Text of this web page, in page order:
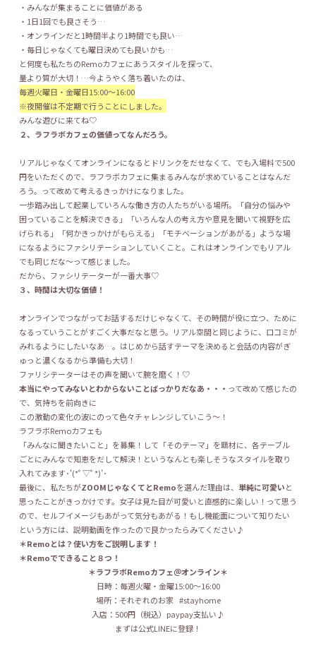
・みんなが集まることに価値がある
・1日1回でも良さそう…
・オンラインだと1時間半より1時間でも良い…
・毎日じゃなくても曜日決めても良いかも…
と何度も私たちのRemoカフェにあうスタイルを探って、
量より質が大切！…今ようやく落ち着いたのは、
毎週火曜日・金曜日15:00〜16:00
※夜開催は不定期で行うことにしました。
みんな遊びに来てね♡
２、ラフラボカフェの価値ってなんだろう。
リアルじゃなくてオンラインになるとドリンクをだせなくて、でも入場料で500
円をいただくので、ラフラボカフェに集まるみんなが求めていることはなんだ
ろう。って改めて考えるきっかけになりました。
一歩踏み出して起業していろんな働き方の人たちがいる場所。「自分の悩みや
困っていることを解決できる」「いろんな人の考え方や意見を聞いて視野を広
げられる」「何かきっかけがもらえる」「モチベーションがあがる」ような場
になるようにファシリテーションしていくこと。これはオンラインでもリアル
でも同じだな〜って感じました。
だから、ファシリテーターが一番大事♡
３、時間は大切な価値！
オンラインでつながってお話するだけじゃなくて、その時間が役に立つ、ために
なるっていうことがすごく大事だなと思う。リアル空間と同じように、口コミが
みれるようにしたいなあ…。はじめから話すテーマを決めると会話の内容がぎ
ゅっと濃くなるから準備も大切！
ファリシテーターはその声を聞いて腕を磨く！♡
本当にやってみないとわからないことばっかりだなあ・・・ って改めて感じたの
で、気持ちを前向きに
この激動の変化の波にのって色々チャレンジしていこう〜！
ラフラボRemoカフェも
「みんなに聞きたいこと」を募集！して「そのテーマ」を題材に、各テーブル
ごとにみんなで知恵をだして解決！というなんとも楽しそうなスタイルを取り
入れてみます･'(*ﾟ▽ﾟ*)’･
最後に、私たちがZOOMじゃなくてとRemoを選んだ理由は、 単純に可愛いと
思ったことがきっかけです。女子は見た目が可愛いと直感的に楽しい！って思う
ので、セルフイメージもあがって気分もあがる！もし機能面について知りたい
という方には、説明動画を作ったので良かったらみてください♪
＊Remoとは？使い方をご説明します！
＊Remoでできること８つ！
＊ラフラボRemoカフェ＠オンライン＊
日時：毎週火曜・金曜15:00〜16:00
場所：それぞれのお家 #stayhome
入店：500円（税込）paypay支払い♪
まずは公式LINEに登録！